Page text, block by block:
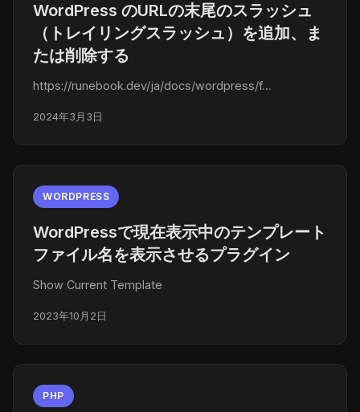
WordPress のURLの末尾のスラッシュ
（トレイリングスラッシュ）を追加、ま
たは削除する
https://runebook.dev/ja/docs/wordpress/f…
2024年3月3日
WORDPRESS
WordPressで現在表示中のテンプレート
ファイル名を表示させるプラグイン
Show Current Template
2023年10月2日
PHP